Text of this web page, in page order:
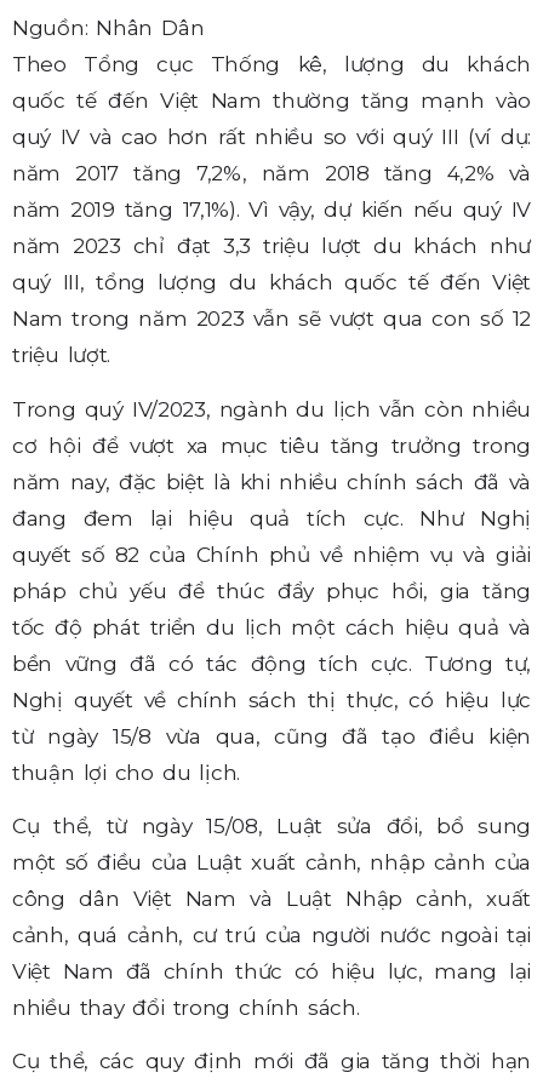
Nguồn: Nhân Dân
Theo Tổng cục Thống kê, lượng du khách
quốc tế đến Việt Nam thường tăng mạnh vào
quý IV và cao hơn rất nhiều so với quý III (ví dụ:
năm 2017 tăng 7,2%, năm 2018 tăng 4,2% và
năm 2019 tăng 17,1%). Vì vậy, dự kiến nếu quý IV
năm 2023 chỉ đạt 3,3 triệu lượt du khách như
quý III, tổng lượng du khách quốc tế đến Việt
Nam trong năm 2023 vẫn sẽ vượt qua con số 12
triệu lượt.
Trong quý IV/2023, ngành du lịch vẫn còn nhiều
cơ hội để vượt xa mục tiêu tăng trưởng trong
năm nay, đặc biệt là khi nhiều chính sách đã và
đang đem lại hiệu quả tích cực. Như Nghị
quyết số 82 của Chính phủ về nhiệm vụ và giải
pháp chủ yếu để thúc đẩy phục hồi, gia tăng
tốc độ phát triển du lịch một cách hiệu quả và
bền vững đã có tác động tích cực. Tương tự,
Nghị quyết về chính sách thị thực, có hiệu lực
từ ngày 15/8 vừa qua, cũng đã tạo điều kiện
thuận lợi cho du lịch.
Cụ thể, từ ngày 15/08, Luật sửa đổi, bổ sung
một số điều của Luật xuất cảnh, nhập cảnh của
công dân Việt Nam và Luật Nhập cảnh, xuất
cảnh, quá cảnh, cư trú của người nước ngoài tại
Việt Nam đã chính thức có hiệu lực, mang lại
nhiều thay đổi trong chính sách.
Cụ thể, các quy định mới đã gia tăng thời hạn